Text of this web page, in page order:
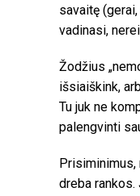
savaitę
vadinasi,
Žodžius
išsiaiškink,
Tu juk ne
palengvinti
Prisiminimus,
dreba